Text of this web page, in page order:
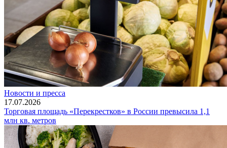
Новости и пресса
17.07.2026
Торговая площадь «Перекрестков» в России превысила 1,1
млн кв. метров